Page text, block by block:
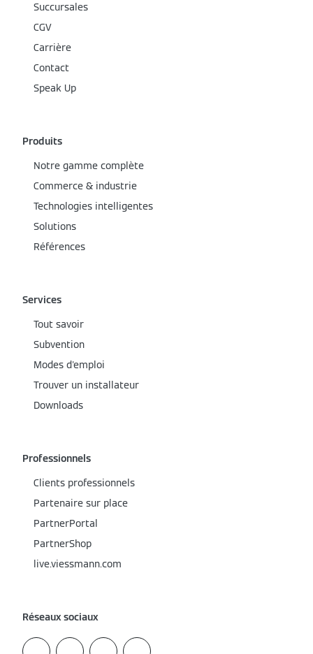
Succursales
CGV
Carrière
Contact
Speak Up
Produits
Notre gamme complète
Commerce & industrie
Technologies intelligentes
Solutions
Références
Services
Tout savoir
Subvention
Modes d'emploi
Trouver un installateur
Downloads
Professionnels
Clients professionnels
Partenaire sur place
PartnerPortal
PartnerShop
live.viessmann.com
Réseaux sociaux